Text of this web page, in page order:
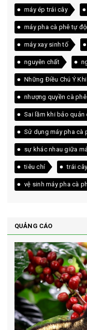
máy ép trái cây
máy pha cà phê tự
máy xay sinh tố
nguyên chất
Những Điều Chú Ý
nhượng quyền cà
Sai lầm khi bảo quản
Sử dụng máy pha cà
sự khác nhau giữa
tiêu chí trái cây
vệ sinh máy pha cà
QUẢNG CÁO